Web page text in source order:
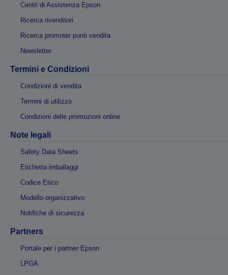
Centri di Assistenza Epson
Ricerca rivenditori
Ricerca promoter punti vendita
Newsletter
Termini e Condizioni
Condizioni di vendita
Termini di utilizzo
Condizioni delle promozioni online
Note legali
Safety Data Sheets
Etichetta imballaggi
Codice Etico
Modello organizzativo
Notifiche di sicurezza
Partners
Portale per i partner Epson
LPGA